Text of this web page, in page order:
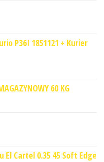
P36I 1851121 + Kurier
60 KG
El Cartel 0.35 45 Soft Edge